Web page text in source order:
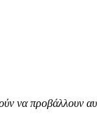
να προβάλλουν